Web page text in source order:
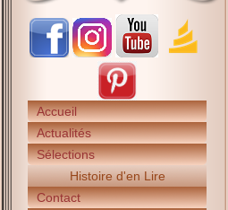
Accueil
Actualités
Sélections
Histoire d'en Lire
Contact